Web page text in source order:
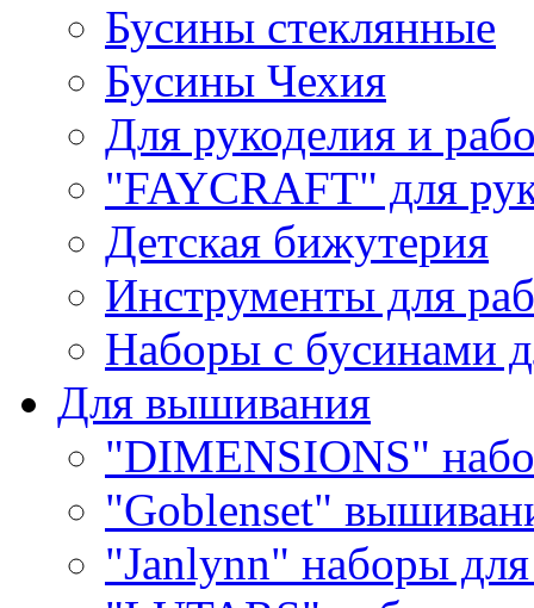
Бусины стеклянные
Бусины Чехия
Для рукоделия и
"FAYCRAFT" для
Детская бижутерия
Инструменты для
Наборы с бусинами
Для вышивания
"DIMENSIONS"
"Goblenset"
"Janlynn" наборы